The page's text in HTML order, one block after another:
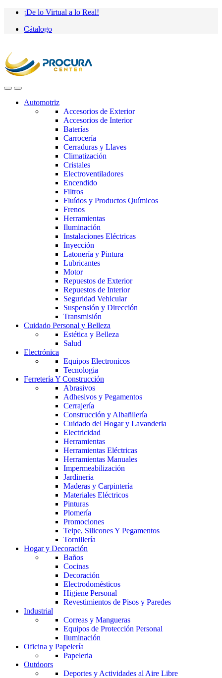
Saltar
navegación
saltar
contenido
¡De lo Virtual a lo Real!
Cátalogo
Automotriz
Accesorios de Exterior
Accesorios de Interior
Baterías
Carrocería
Cerraduras y Llaves
Climatización
Cristales
Electroventiladores
Encendido
Filtros
Fluídos y Productos Químicos
Frenos
Herramientas
Iluminación
Instalaciones Eléctricas
Inyección
Latonería y Pintura
Lubricantes
Motor
Repuestos de Exterior
Repuestos de Interior
Seguridad Vehicular
Suspensión y Dirección
Transmisión
Cuidado Personal y Belleza
Estética y Belleza
Salud
Electrónica
Equipos Electronicos
Tecnologia
Ferretería Y Construcción
Abrasivos
Adhesivos y Pegamentos
Cerrajería
Construcción y Albañilería
Cuidado del Hogar y Lavanderia
Electricidad
Herramientas
Herramientas Eléctricas
Herramientas Manuales
Impermeabilización
Jardineria
Maderas y Carpintería
Materiales Eléctricos
Pinturas
Plomería
Promociones
Teipe, Silicones Y Pegamentos
Tornillería
Hogar y Decoración
Baños
Cocinas
Decoración
Electrodomésticos
Higiene Personal
Revestimientos de Pisos y Paredes
Industrial
Correas y Mangueras
Equipos de Protección Personal
Iluminación
Oficina y Papelería
Papeleria
Outdoors
Deportes y Actividades al Aire Libre